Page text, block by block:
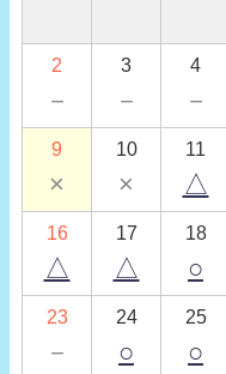
2
－
3
－
4
－
9
×
10
×
11
△
16
△
17
△
18
○
23
－
24
○
25
○